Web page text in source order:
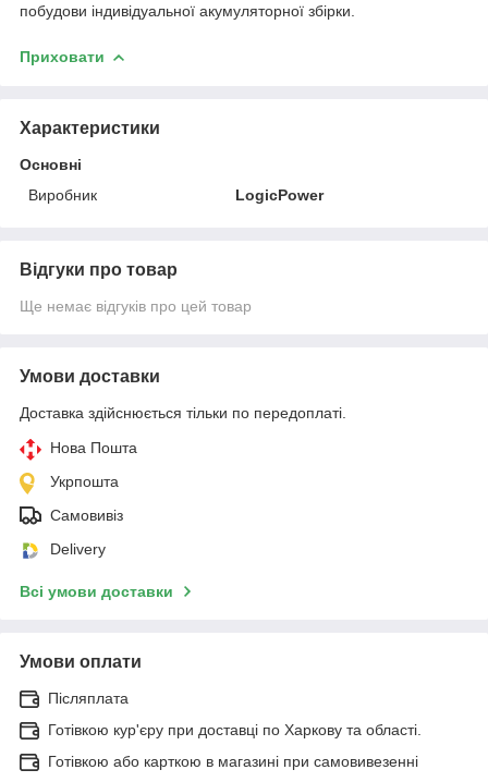
побудови індивідуальної акумуляторної збірки.
Приховати
Характеристики
Основні
Виробник
LogicPower
Відгуки про товар
Ще немає відгуків про цей товар
Умови доставки
Доставка здійснюється тільки по передоплаті.
Нова Пошта
Укрпошта
Самовивіз
Delivery
Всі умови доставки
Умови оплати
Післяплата
Готівкою кур'єру при доставці по Харкову та області.
Готівкою або карткою в магазині при самовивезенні